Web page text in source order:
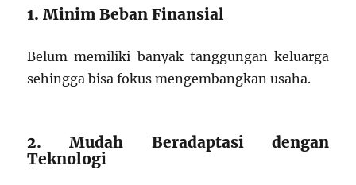
1. Minim Beban Finansial
Belum memiliki banyak tanggungan keluarga
sehingga bisa fokus mengembangkan usaha.
2. Mudah Beradaptasi dengan
Teknologi